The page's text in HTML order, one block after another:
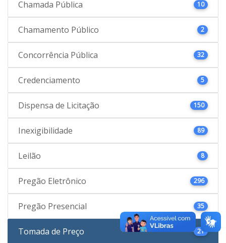
Chamada Pública 10
Chamamento Público 2
Concorrência Pública 32
Credenciamento 5
Dispensa de Licitação 150
Inexigibilidade 89
Leilão 8
Pregão Eletrônico 296
Pregão Presencial 35
Tomada de Preço 21